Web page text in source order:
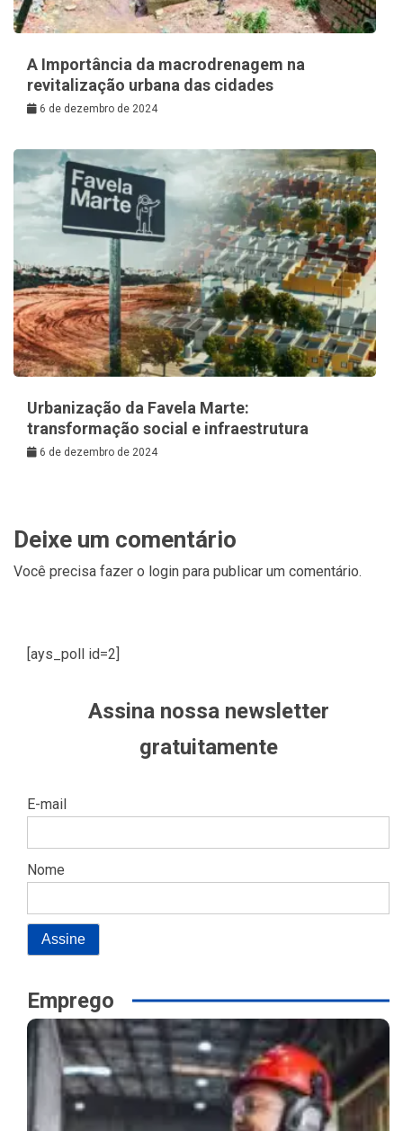
A Importância da macrodrenagem na
revitalização urbana das cidades
6 de dezembro de 2024
Urbanização da Favela Marte:
transformação social e infraestrutura
6 de dezembro de 2024
Deixe um comentário
Você precisa fazer o login para publicar um comentário.
[ays_poll id=2]
Assina nossa newsletter
gratuitamente
E-mail
Nome
Emprego